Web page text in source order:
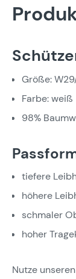
Größe:
Farbe: weiß
98%
tiefere
höhere
schmaler
hoher
Nutze